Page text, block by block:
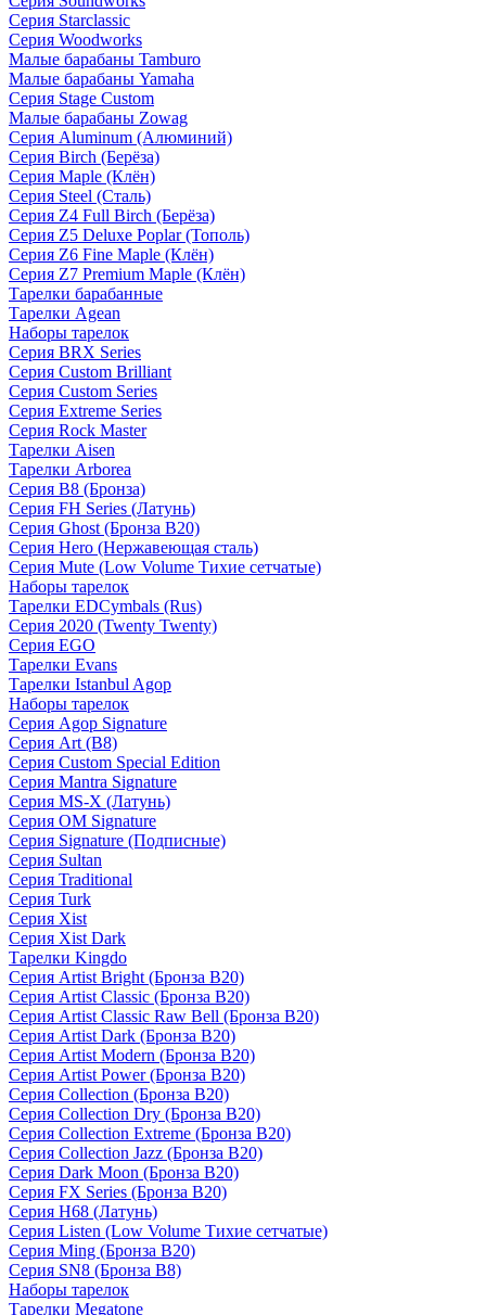
Серия Starclassic
Серия Woodworks
Малые барабаны Tamburo
Малые барабаны Yamaha
Серия Stage Custom
Малые барабаны Zowag
Серия Aluminum (Алюминий)
Серия Birch (Берёза)
Серия Maple (Клён)
Серия Steel (Сталь)
Серия Z4 Full Birch (Берёза)
Серия Z5 Deluxe Poplar (Тополь)
Серия Z6 Fine Maple (Клён)
Серия Z7 Premium Maple (Клён)
Тарелки барабанные
Тарелки Agean
Наборы тарелок
Серия BRX Series
Серия Custom Brilliant
Серия Custom Series
Серия Extreme Series
Серия Rock Master
Тарелки Aisen
Тарелки Arborea
Серия B8 (Бронза)
Серия FH Series (Латунь)
Серия Ghost (Бронза B20)
Серия Hero (Нержавеющая сталь)
Серия Mute (Low Volume Тихие сетчатые)
Наборы тарелок
Тарелки EDCymbals (Rus)
Серия 2020 (Twenty Twenty)
Серия EGO
Тарелки Evans
Тарелки Istanbul Agop
Наборы тарелок
Серия Agop Signature
Серия Art (B8)
Серия Custom Special Edition
Серия Mantra Signature
Серия MS-X (Латунь)
Серия OM Signature
Серия Signature (Подписные)
Серия Sultan
Серия Traditional
Серия Turk
Серия Xist
Серия Xist Dark
Тарелки Kingdo
Серия Artist Bright (Бронза B20)
Серия Artist Classic (Бронза B20)
Серия Artist Classic Raw Bell (Бронза B20)
Серия Artist Dark (Бронза B20)
Серия Artist Modern (Бронза B20)
Серия Artist Power (Бронза B20)
Серия Collection (Бронза B20)
Серия Collection Dry (Бронза B20)
Серия Collection Extreme (Бронза B20)
Серия Collection Jazz (Бронза B20)
Серия Dark Moon (Бронза B20)
Серия FX Series (Бронза B20)
Серия H68 (Латунь)
Серия Listen (Low Volume Тихие сетчатые)
Серия Ming (Бронза B20)
Серия SN8 (Бронза B8)
Наборы тарелок
Тарелки Megatone